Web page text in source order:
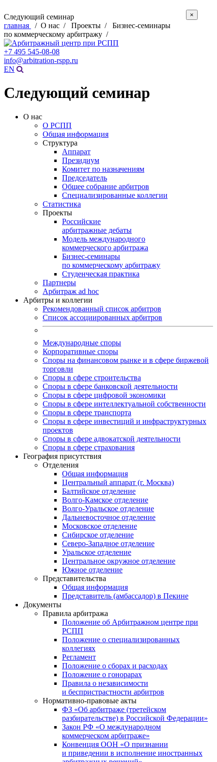
Следующий семинар
главная
/ О нас / Проекты / Бизнес-семинары
по коммерческому арбитражу /
+7 495 545-08-08
info@arbitration-rspp.ru
EN
Следующий семинар
О нас
О РСПП
Общая информация
Структура
Аппарат
Президиум
Комитет по назначениям
Председатель
Общее собрание арбитров
Специализированные коллегии
Статистика
Проекты
Российские
арбитражные дебаты
Модель международного
коммерческого арбитража
Бизнес-семинары
по коммерческому арбитражу
Студенческая практика
Партнеры
Арбитраж ad hoc
Арбитры и коллегии
Рекомендованный список арбитров
Список ассоциированных арбитров
Международные споры
Корпоративные споры
Споры на финансовом рынке и в сфере биржевой
торговли
Споры в сфере строительства
Споры в сфере банковской деятельности
Споры в сфере цифровой экономики
Споры в сфере интеллектуальной собственности
Споры в сфере транспорта
Cпоры в сфере инвестиций и инфраструктурных
проектов
Споры в сфере адвокатской деятельности
Споры в сфере страхования
География присутствия
Отделения
Общая информация
Центральный аппарат (г. Москва)
Балтийское отделение
Волго-Камское отделение
Волго-Уральское отделение
Дальневосточное отделение
Московское отделение
Сибирское отделение
Северо-Западное отделение
Уральское отделение
Центральное окружное отделение
Южное отделение
Представительства
Общая информация
Представитель (амбассадор) в Пекине
Документы
Правила арбитража
Положение об Арбитражном центре при
РСПП
Положение о специализированных
коллегиях
Регламент
Положение о сборах и расходах
Положение о гонорарах
Правила о независимости
и беспристрастности арбитров
Нормативно-правовые акты
ФЗ «Об арбитраже (третейском
разбирательстве) в Российской Федерации»
Закон РФ «О международном
коммерческом арбитраже»
Конвенция ООН «О признании
и приведении в исполнение иностранных
×